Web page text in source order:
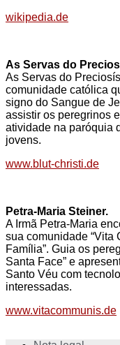
wikipedia.de
As Servas do
As Servas do
comunidade católica
signo do Sangue de
assistir os peregrinos
atividade na paróquia
jovens.
www.blut-christi.de
Petra-Maria Steiner.
A Irmã Petra-Maria
sua comunidade “Vita
Família”. Guia os
Santa Face” e
Santo Véu com
interessadas.
www.vitacommunis.de